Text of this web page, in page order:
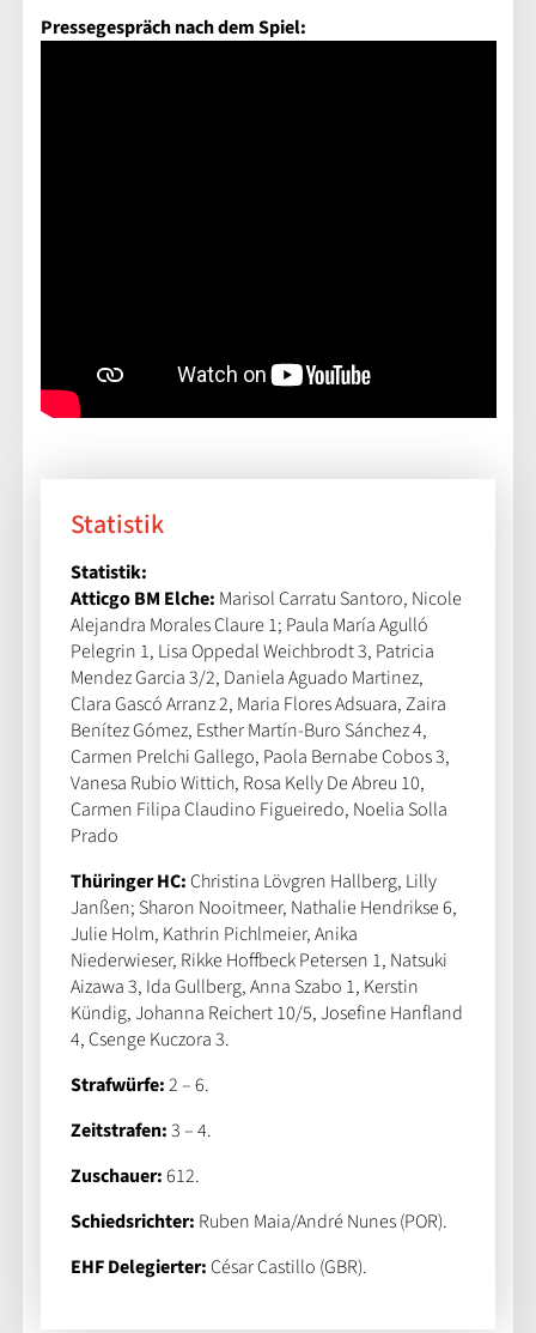
Pressegespräch nach dem Spiel:
Statistik
Statistik:
Atticgo BM Elche: Marisol Carratu Santoro, Nicole
Alejandra Morales Claure 1; Paula María Agulló
Pelegrin 1, Lisa Oppedal Weichbrodt 3, Patricia
Mendez Garcia 3/2, Daniela Aguado Martinez,
Clara Gascó Arranz 2, Maria Flores Adsuara, Zaira
Benítez Gómez, Esther Martín-Buro Sánchez 4,
Carmen Prelchi Gallego, Paola Bernabe Cobos 3,
Vanesa Rubio Wittich, Rosa Kelly De Abreu 10,
Carmen Filipa Claudino Figueiredo, Noelia Solla
Prado
Thüringer HC:Christina Lövgren Hallberg, Lilly
Janßen; Sharon Nooitmeer, Nathalie Hendrikse 6,
Julie Holm, Kathrin Pichlmeier, Anika
Niederwieser, Rikke Hoffbeck Petersen 1, Natsuki
Aizawa 3, Ida Gullberg, Anna Szabo 1, Kerstin
Kündig, Johanna Reichert 10/5, Josefine Hanfland
4, Csenge Kuczora 3.
Strafwürfe:2 – 6.
Zeitstrafen:3 – 4.
Zuschauer:612.
Schiedsrichter: Ruben Maia/André Nunes (POR).
EHF Delegierter:César Castillo (GBR).